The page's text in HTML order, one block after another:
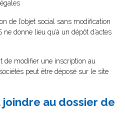
de l’objet social sans modification
donne lieu qu’à un dépôt d’actes
de modifier une inscription au
peut être déposé sur le site
au dossier de